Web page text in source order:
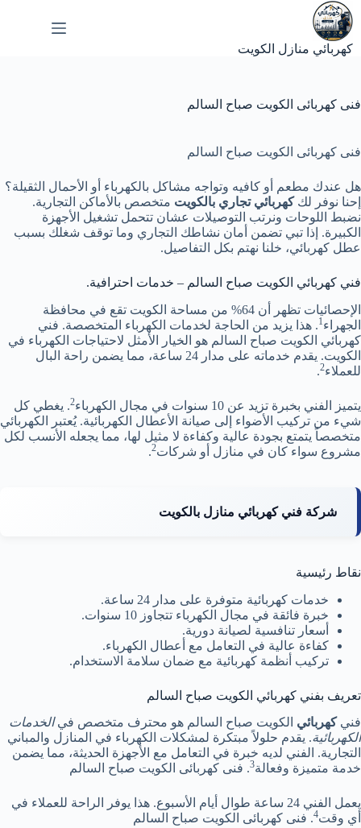
التجاوز
إلى
المحتوى
كهربائي منازل الكويت
فنى كهربائى الكويت صباح السالم
فنى كهربائى الكويت صباح السالم
هل عندك مطعم أو كافيه وتواجه مشاكل بالكهرباء أو الأحمال الثقيلة؟
إحنا نوفر لككهربائي تجاري بالكويت متخصص بالأماكن التجارية.
نضبط اللوحات ونرتب التوصيلات عشان تتحمل تشغيل الأجهزة
الكبيرة. إذا تبي تضمن أمان نشاطك التجاري وما توقف شغلك بسبب
عطل كهربائي، خلنا نهتم بكل التفاصيل.
فني كهربائي الكويت صباح السالم – خدمات احترافية.
الإحصائيات تظهر أن 64% من مساحة الكويت تقع في محافظة
الجهراء 1. هذا يزيد من الحاجة لخدمات الكهرباء المتخصصة. فني
كهربائي الكويت صباح السالم هو الخيار الأمثل لاحتياجات الكهرباء في
الكويت. يقدم خدماته على مدار 24 ساعة، مما يضمن راحة البال
للعملاء2
.
يتميز الفني بخبرة تزيد عن 10 سنوات في مجال الكهرباء 2. يغطي كل
شيء من تركيب الأضواء إلى صيانة الأعطال الكهربائية. يُعتبر الكهربائي
متخصصاً يتمتع بجودة عالية وكفاءة لا مثيل لها، مما يجعله الأنسب لكل
مشروع سواء كان في منازل أو شركات2
.
شركة فني كهربائي منازل بالكويت
نقاط رئيسية
خدمات كهربائية متوفرة على مدار 24 ساعة.
خبرة فائقة في مجال الكهرباء تتجاوز 10 سنوات.
أسعار تنافسية لصيانة دورية.
كفاءة عالية في التعامل مع أعطال الكهرباء.
تركيب أنظمة كهربائية مع ضمان سلامة الاستخدام.
تعريف بفني كهربائي الكويت صباح السالم
فنيكهربائي الكويت صباح السالم هو محترف متخصص فيالخدمات
الكهربائية. يقدم حلولاً مبتكرة لمشكلات الكهرباء في المنازل والمباني
التجارية. الفني لديه خبرة في التعامل مع الأجهزة الحديثة، مما يضمن
خدمة متميزة وفعالة3. فنى كهربائى الكويت صباح السالم
يعمل الفني 24 ساعة طوال أيام الأسبوع. هذا يوفر الراحة للعملاء في
أي وقت4. فنى كهربائى الكويت صباح السالم